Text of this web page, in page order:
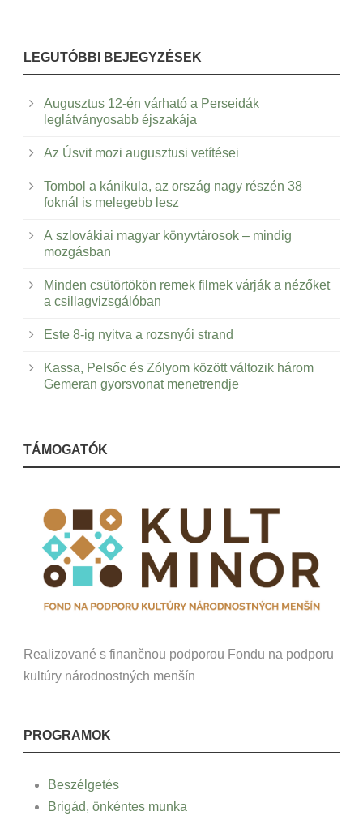
LEGUTÓBBI BEJEGYZÉSEK
Augusztus 12-én várható a Perseidák
leglátványosabb éjszakája
Az Úsvit mozi augusztusi vetítései
Tombol a kánikula, az ország nagy részén 38
foknál is melegebb lesz
A szlovákiai magyar könyvtárosok – mindig
mozgásban
Minden csütörtökön remek filmek várják a nézőket
a csillagvizsgálóban
Este 8-ig nyitva a rozsnyói strand
Kassa, Pelsőc és Zólyom között változik három
Gemeran gyorsvonat menetrendje
TÁMOGATÓK
Realizované s finančnou podporou Fondu na podporu
kultúry národnostných menšín
PROGRAMOK
Beszélgetés
Brigád, önkéntes munka